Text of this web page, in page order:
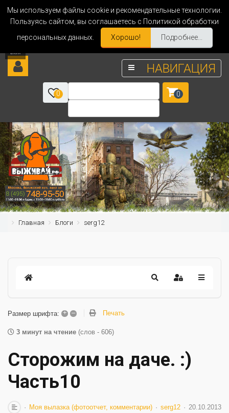
Мы используем файлы cookie и рекомендательные технологии.
Пользуясь сайтом, вы соглашаетесь с Политикой обработки
персональных данных.
Хорошо! Подробнее...
НАВИГАЦИЯ
0 0
Главная Блоги serg12
Размер шрифта: + – Печать
3 минут на чтение (слов - 606)
Сторожим на даче. :)
Часть10
Моя вылазка (фотоотчет, комментарии) serg12
20.10.2013